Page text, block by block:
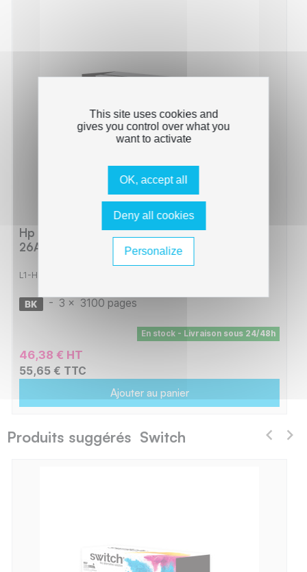
Hp 26A - Pack x 3 Toner équivalent à CF226A,
26A - Black
L1-HT26AR_0003
- 3 x 3100 pages
En stock - Livraison sous 24/48h
46,38 € HT
55,65 € TTC
Ajouter au panier
Produits suggérés Switch
This site uses cookies and
gives you control over what you
want to activate
OK, accept all
Deny all cookies
Personalize